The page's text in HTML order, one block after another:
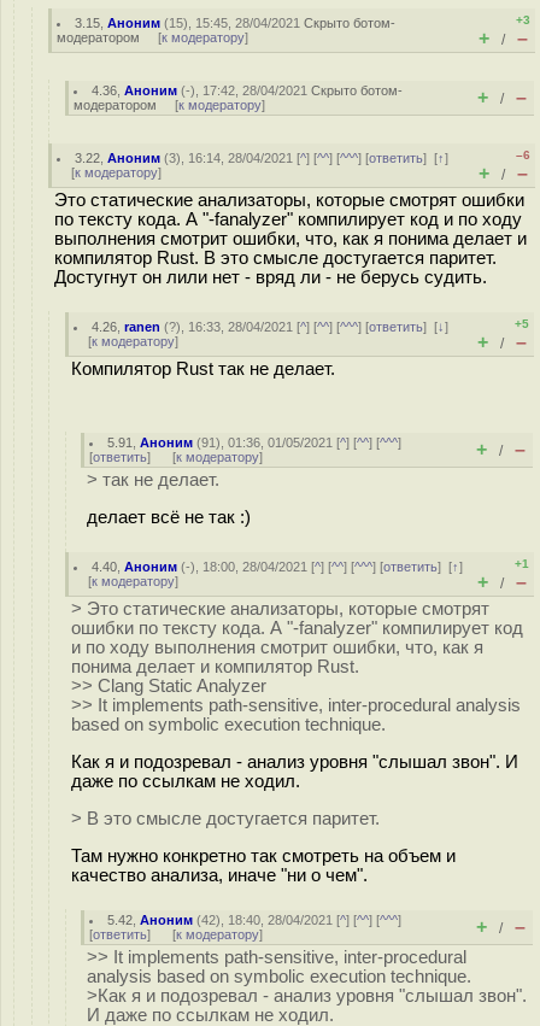
3.15 ,Аноним (15), 15:45, 28/04/2021Скрыто ботом-
модератором [к модератору]
+3
+ / –
4.36 ,Аноним (-), 17:42, 28/04/2021Скрыто ботом-
модератором [к модератору] + / –
3.22 ,Аноним (3), 16:14, 28/04/2021 [^] [^^] [^^^] [ответить][↑]
[к модератору]
–6
+ / –
Это статические анализаторы, которые смотрят ошибки
по тексту кода. А "-fanalyzer" компилирует код и по ходу
выполнения смотрит ошибки, что, как я понима делает и
компилятор Rust. В это смысле достугается паритет.
Достугнут он лили нет - вряд ли - не берусь судить.
4.26 ,ranen (?), 16:33, 28/04/2021 [^] [^^] [^^^] [ответить][↓]
[к модератору]
+5
+ / –
Компилятор Rust так не делает.
5.91 ,Аноним (91), 01:36, 01/05/2021 [^] [^^] [^^^]
[ответить] [к модератору] + / –
> так не делает.
делает всё не так :)
4.40 ,Аноним (-), 18:00, 28/04/2021 [^] [^^] [^^^] [ответить][↑]
[к модератору]
+1
+ / –
> Это статические анализаторы, которые смотрят
ошибки по тексту кода. А "-fanalyzer" компилирует код
и по ходу выполнения смотрит ошибки, что, как я
понима делает и компилятор Rust.
>> Clang Static Analyzer
>> It implements path-sensitive, inter-procedural analysis
based on symbolic execution technique.
Как я и подозревал - анализ уровня "слышал звон". И
даже по ссылкам не ходил.
> В это смысле достугается паритет.
Там нужно конкретно так смотреть на объем и
качество анализа, иначе "ни о чем".
5.42 ,Аноним (42), 18:40, 28/04/2021 [^] [^^] [^^^]
[ответить] [к модератору] + / –
>> It implements path-sensitive, inter-procedural
analysis based on symbolic execution technique.
>Как я и подозревал - анализ уровня "слышал звон".
И даже по ссылкам не ходил.